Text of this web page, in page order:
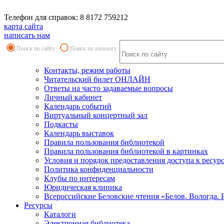
Телефон для справок: 8 8172 759212
карта сайта
написать нам
Поиск по сайту Поиск по каталогу
Контакты, режим работы
Читательский билет ОНЛАЙН
Ответы на часто задаваемые вопросы
Личный кабинет
Календарь событий
Виртуальный концертный зал
Подкасты
Календарь выставок
Правила пользования библиотекой
Правила пользования библиотекой в картинках
Условия и порядок предоставления доступа к
Политика конфиденциальности
Клубы по интересам
Юридическая клиника
Всероссийские Беловские чтения «Белов. Вологда.
Ресурсы
Каталоги